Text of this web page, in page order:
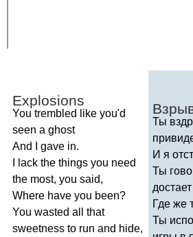
Explosions
You trembled like you'd
seen a ghost
And
gave in.
lack the things you need
the most, you said,
Where have you been?
You wasted all
that
sweetness to run and hide,
Ты
И я
Ты
Где же
Ты